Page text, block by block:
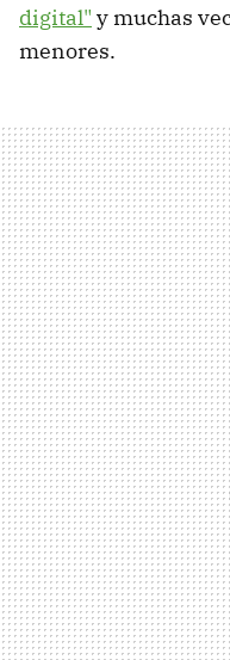
digital" y muchas
menores.